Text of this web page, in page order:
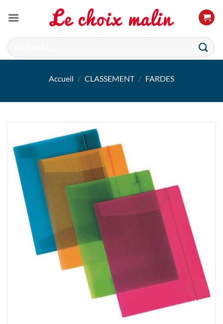
Recherche
pour :
Accueil / CLASSEMENT / FARDES